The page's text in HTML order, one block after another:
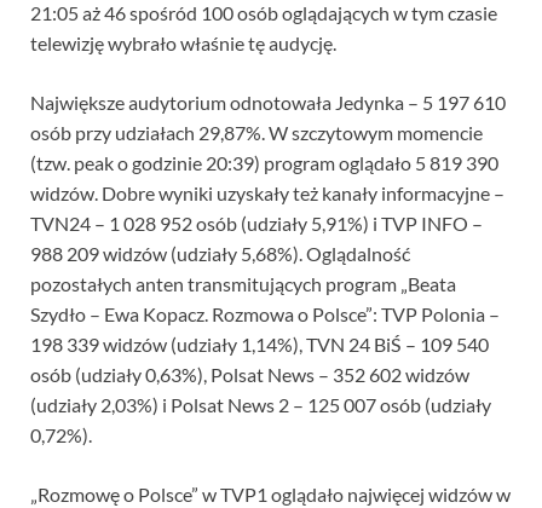
21:05 aż 46 spośród 100 osób oglądających w tym czasie
telewizję wybrało właśnie tę audycję.
Największe audytorium odnotowała Jedynka – 5 197 610
osób przy udziałach 29,87%. W szczytowym momencie
(tzw. peak o godzinie 20:39) program oglądało 5 819 390
widzów. Dobre wyniki uzyskały też kanały informacyjne –
TVN24 – 1 028 952 osób (udziały 5,91%) i TVP INFO –
988 209 widzów (udziały 5,68%). Oglądalność
pozostałych anten transmitujących program „Beata
Szydło – Ewa Kopacz. Rozmowa o Polsce”: TVP Polonia –
198 339 widzów (udziały 1,14%), TVN 24 BiŚ – 109 540
osób (udziały 0,63%), Polsat News – 352 602 widzów
(udziały 2,03%) i Polsat News 2 – 125 007 osób (udziały
0,72%).
„Rozmowę o Polsce” w TVP1 oglądało najwięcej widzów w